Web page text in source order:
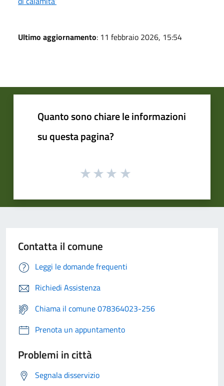
Ultimo aggiornamento: 11 febbraio 2026, 15:54
Quanto sono chiare le informazioni
su questa pagina?
Contatta il comune
Leggi le domande frequenti
Richiedi Assistenza
Chiama il comune 078364023-256
Prenota un appuntamento
Problemi in città
Segnala disservizio